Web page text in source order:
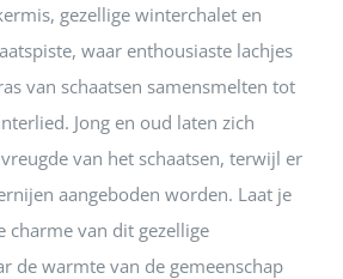
gezellige winterchalet en
waar enthousiaste lachjes
van schaatsen samensmelten tot
Jong en oud laten zich
van het schaatsen, terwijl er
aangeboden worden. Laat je
charme van dit gezellige
de warmte van de gemeenschap